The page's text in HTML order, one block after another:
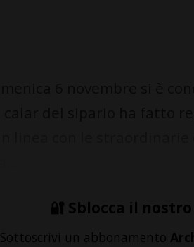
🔐 Sblocca il
Sottoscrivi un abbonamento